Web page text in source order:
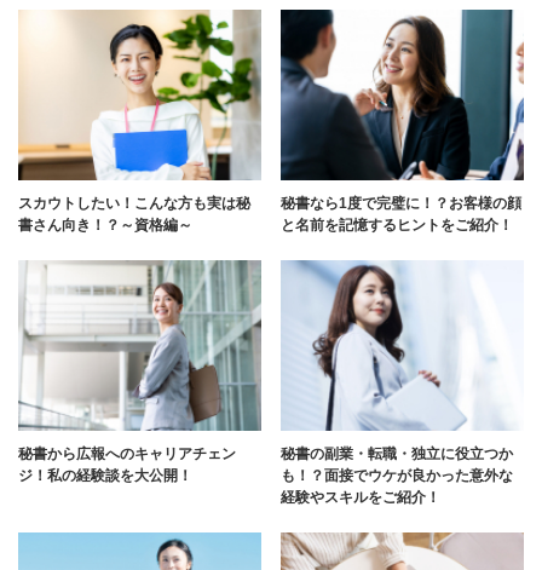
スカウトしたい！こんな方も実は秘
書さん向き！？～資格編～
秘書なら1度で完璧に！？お客様の顔
と名前を記憶するヒントをご紹介！
秘書から広報へのキャリアチェン
ジ！私の経験談を大公開！
秘書の副業・転職・独立に役立つか
も！？面接でウケが良かった意外な
経験やスキルをご紹介！